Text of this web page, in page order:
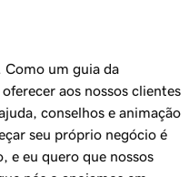
Como um guia da
aos nossos clientes
conselhos e animação
seu próprio negócio é
e eu quero que nossos